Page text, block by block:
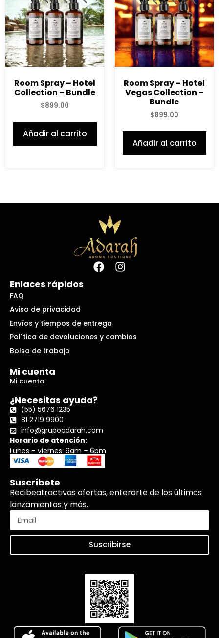
Room Spray – Hotel
Collection – Bundle
$899.00
Añadir al carrito
Room Spray – Hotel
Vegas Collection –
Bundle
$899.00
Añadir al carrito
Enlaces rápidos
FAQ
Aviso de privacidad
Envíos y tiempos de entrega
Política de devoluciones y cambios
Bolsa de trabajo
Mi cuenta
Mi cuenta
¿Necesitas ayuda?
(55) 5676 1235
81 2719 9900
info@grupoadarah.com
Horario de atención:
Lunes – viernes: 9am – 6pm
Suscríbete
Recibeatractivas ofertas, enterarte de los últimos
lanzamientos y más.
Suscribirse